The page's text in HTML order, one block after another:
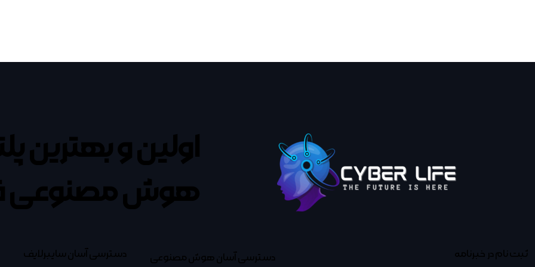
اولین و بهترین
هوش مصنوعی
ثبت نام در خبرنامه دسترسی آسان هوش مصنوعی دسترسی آسان سایبرلایف